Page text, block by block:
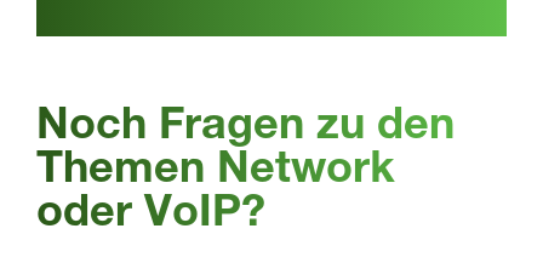
Noch Fragen zu den
Themen Network
oder VoIP?